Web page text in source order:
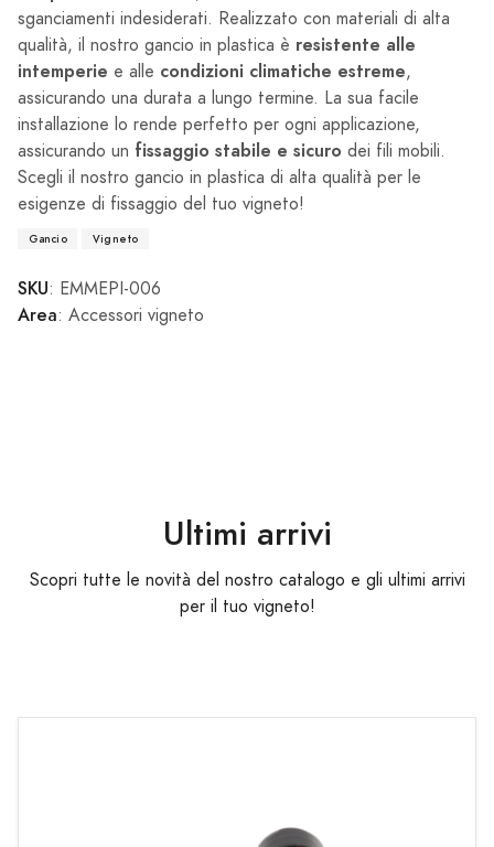
sganciamenti indesiderati. Realizzato con materiali di alta
qualità, il nostro gancio in plastica è resistente alle
intemperie e alle condizioni climatiche estreme,
assicurando una durata a lungo termine. La sua facile
installazione lo rende perfetto per ogni applicazione,
assicurando un fissaggio stabile e sicuro dei fili mobili.
Scegli il nostro gancio in plastica di alta qualità per le
esigenze di fissaggio del tuo vigneto!
Gancio Vigneto
SKU: EMMEPI-006
Area: Accessori vigneto
Ultimi arrivi
Scopri tutte le novità del nostro catalogo e gli ultimi arrivi
per il tuo vigneto!